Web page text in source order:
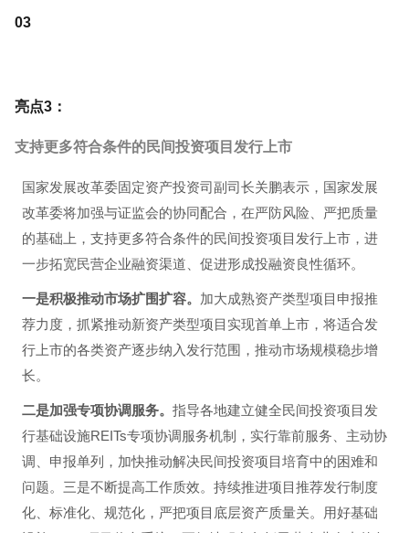
03
亮点3：
支持更多符合条件的民间投资项目发行上市
国家发展改革委固定资产投资司副司长关鹏表示，国家发展
改革委将加强与证监会的协同配合，在严防风险、严把质量
的基础上，支持更多符合条件的民间投资项目发行上市，进
一步拓宽民营企业融资渠道、促进形成投融资良性循环。
一是积极推动市场扩围扩容。 加大成熟资产类型项目申报推
荐力度，抓紧推动新资产类型项目实现首单上市，将适合发
行上市的各类资产逐步纳入发行范围，推动市场规模稳步增
长。
二是加强专项协调服务。 指导各地建立健全民间投资项目发
行基础设施REITs专项协调服务机制，实行靠前服务、主动协
调、申报单列，加快推动解决民间投资项目培育中的困难和
问题。三是不断提高工作质效。持续推进项目推荐发行制度
化、标准化、规范化，严把项目底层资产质量关。用好基础